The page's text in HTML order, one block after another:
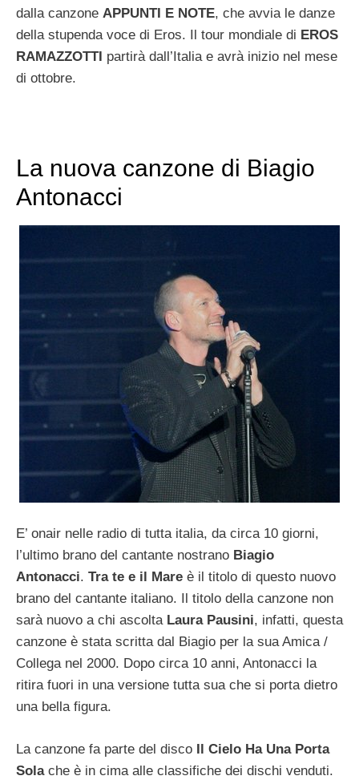
dalla canzone APPUNTI E NOTE, che avvia le danze
della stupenda voce di Eros. Il tour mondiale di EROS
RAMAZZOTTI partirà dall’Italia e avrà inizio nel mese
di ottobre.
La nuova canzone di Biagio
Antonacci
E’ onair nelle radio di tutta italia, da circa 10 giorni,
l’ultimo brano del cantante nostrano Biagio
Antonacci. Tra te e il Mare è il titolo di questo nuovo
brano del cantante italiano. Il titolo della canzone non
sarà nuovo a chi ascolta Laura Pausini, infatti, questa
canzone è stata scritta dal Biagio per la sua Amica /
Collega nel 2000. Dopo circa 10 anni, Antonacci la
ritira fuori in una versione tutta sua che si porta dietro
una bella figura.
La canzone fa parte del disco Il Cielo Ha Una Porta
Sola che è in cima alle classifiche dei dischi venduti.